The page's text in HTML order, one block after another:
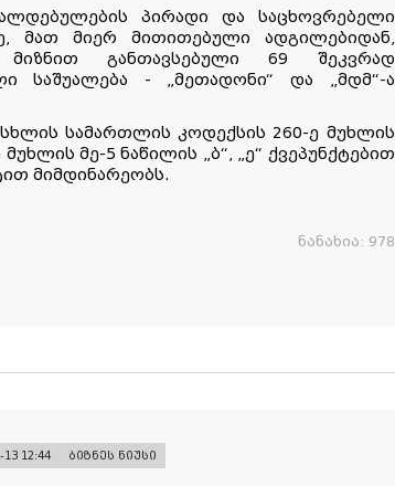
პირადი და საცხოვრებელი
მათ მიერ მითითებული ადგილებიდან,
მიზნით განთავსებული 69 შეკვრად
საშუალება - „მეთადონი“ და „მდმ“-ა
სამართლის კოდექსის 260-ე მუხლის
მე-5 ნაწილის „ბ“, „ე“ ქვეპუნქტებით
მიმდინარეობს.
ნანახია: 978
13 12:44 ბიზნეს ნიუსი